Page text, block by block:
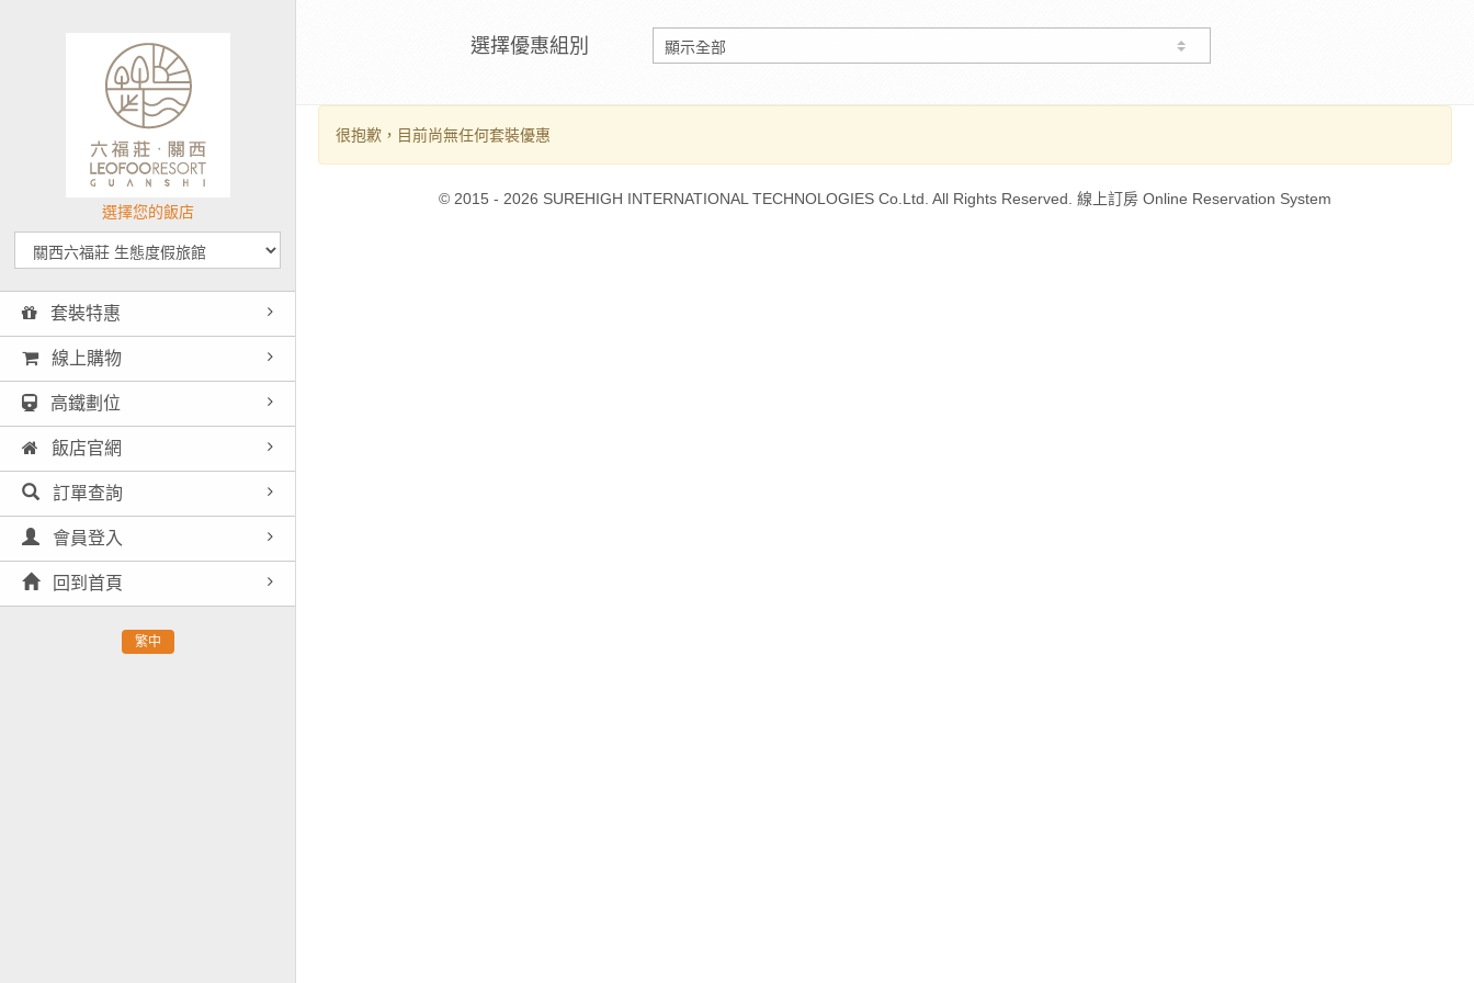
選擇您的飯店
套裝特惠
線上購物
高鐵劃位
飯店官網
訂單查詢
會員登入
回到首頁
繁中
選擇優惠組別
很抱歉，目前尚無任何套裝優惠
© 2015 - 2026 SUREHIGH INTERNATIONAL TECHNOLOGIES Co.Ltd. All Rights Reserved. 線上訂房 Online Reservation System